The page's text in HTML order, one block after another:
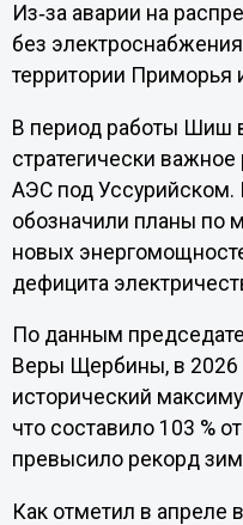
Из‑за аварии на
без
территории Приморья
В период работы Шиш
стратегически
АЭС под Уссурийском.
обозначили планы по
новых
дефицита
По данным
Веры Щербины, в 2026
исторический
что составило 103 %
превысило рекорд
Как отметил в апреле